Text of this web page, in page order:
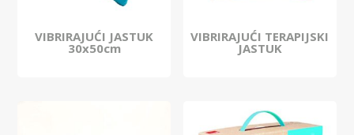
VIBRIRAJUĆI JASTUK
30x50cm
VIBRIRAJUĆI TERAPIJSKI
JASTUK